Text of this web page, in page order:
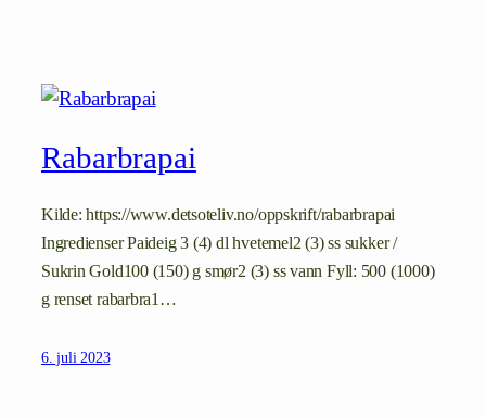
Rabarbrapai
Kilde: https://www.detsoteliv.no/oppskrift/rabarbrapai
Ingredienser Paideig 3 (4) dl hvetemel2 (3) ss sukker /
Sukrin Gold100 (150) g smør2 (3) ss vann Fyll: 500 (1000)
g renset rabarbra1…
6. juli 2023